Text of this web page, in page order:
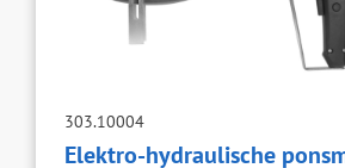
303.10004
Elektro-hydraulische